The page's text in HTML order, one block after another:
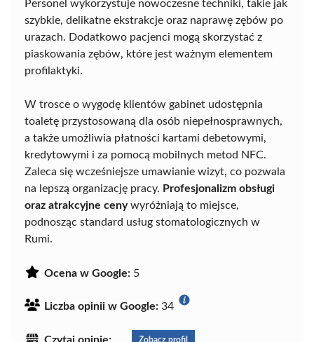
Personel wykorzystuje nowoczesne techniki, takie jak
szybkie, delikatne ekstrakcje oraz naprawę zębów po
urazach. Dodatkowo pacjenci mogą skorzystać z
piaskowania zębów, które jest ważnym elementem
profilaktyki.
W trosce o wygodę klientów gabinet udostępnia
toaletę przystosowaną dla osób niepełnosprawnych,
a także umożliwia płatności kartami debetowymi,
kredytowymi i za pomocą mobilnych metod NFC.
Zaleca się wcześniejsze umawianie wizyt, co pozwala
na lepszą organizację pracy. Profesjonalizm obsługi
oraz atrakcyjne cenywyróżniają to miejsce,
podnosząc standard usług stomatologicznych w
Rumi.
Ocena w Google: 5
Liczba opinii w Google: 34
Czytaj opinie: Zobacz profil